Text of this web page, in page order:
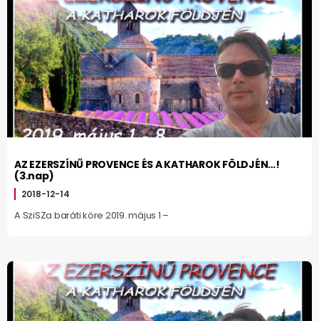
AZ EZERSZÍNŰ PROVENCE ÉS A KATHAROK FÖLDJÉN…!
(3.nap)
2018-12-14
A SziSZa baráti köre 2019. május 1 –